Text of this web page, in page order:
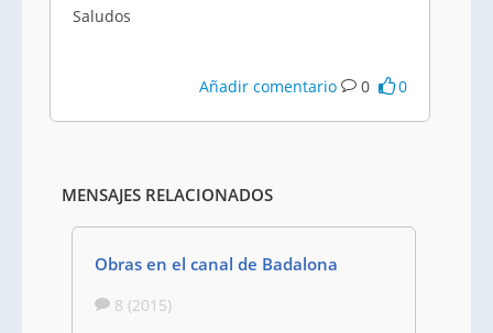
Saludos
Añadir comentario 0 0
MENSAJES RELACIONADOS
Obras en el canal de Badalona
8 (2015)